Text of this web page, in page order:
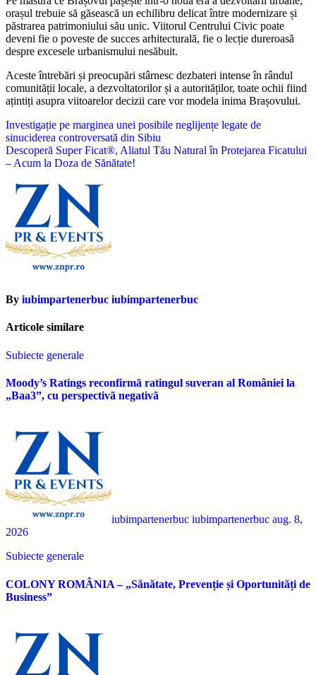
orașul trebuie să găsească un echilibru delicat între modernizare și
păstrarea patrimoniului său unic. Viitorul Centrului Civic poate
deveni fie o poveste de succes arhitecturală, fie o lecție dureroasă
despre excesele urbanismului nesăbuit.
Aceste întrebări și preocupări stârnesc dezbateri intense în rândul
comunității locale, a dezvoltatorilor și a autorităților, toate ochii fiind
ațintiți asupra viitoarelor decizii care vor modela inima Brașovului.
Navigare
în
articole
Investigație pe marginea unei posibile neglijențe legate de
sinuciderea controversată din Sibiu
Descoperă Super Ficat®, Aliatul Tău Natural în Protejarea Ficatului
– Acum la Doza de Sănătate!
By iubimpartenerbuc iubimpartenerbuc
Articole similare
Subiecte generale
Moody’s Ratings reconfirmã ratingul suveran al României la
„Baa3”, cu perspectivã negativã
iubimpartenerbuc iubimpartenerbuc aug. 8,
2026
Subiecte generale
COLONY ROMÂNIA – „Sănătate, Prevenție și Oportunități de
Business”